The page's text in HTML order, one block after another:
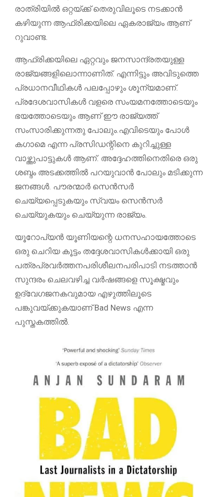
രാത്രിയിൽ ഒറ്റയ്ക്ക് തെരുവിലൂടെ നടക്കാൻ
കഴിയുന്ന ആഫ്രിക്കയിലെ ഏകരാജ്യം ആണ്
റുവാണ്ട.
ആഫ്രിക്കയിലെ ഏറ്റവും ജനസാന്ദ്രതയുള്ള
രാജ്യങ്ങളിലൊന്നാണിത്. എന്നിട്ടും അവിടുത്തെ
പ്രധാനവീഥികൾ പലപ്പോഴും ശൂന്യമാണ്.
പ്രദേശവാസികൾ വളരെ സംയമനത്തോടെയും
ഭയത്തോടെയും ആണ് ഈ രാജ്യത്ത്
സംസാരിക്കുന്നതു പോലും.എവിടെയും പോൾ
കഗാമെ എന്ന പ്രസിഡന്റിനെ കുറിച്ചുള്ള
വാഴ്ത്തുപാട്ടുകൾ ആണ്. അദ്ദേഹത്തിനെതിരെ ഒരു
ശബ്ദം അടക്കത്തിൽ പറയുവാൻ പോലും മടിക്കുന്ന
ജനങ്ങൾ. പൗരന്മാർ സെൻസർ
ചെയ്യപ്പെടുകയും സ്വയം സെൻസർ
ചെയ്യുകയും ചെയ്യുന്ന രാജ്യം.
യൂറോപ്യൻ യൂണിയന്റെ ധനസഹായത്തോടെ
ഒരു ചെറിയ കൂട്ടം തദ്ദേശവാസികൾക്കായി ഒരു
പത്രപ്രവർത്തനപരിശീലനപരിപാടി നടത്താൻ
സുന്ദരം ചെലവഴിച്ച വർഷങ്ങളെ സൂക്ഷ്മവും
ഉദ്വേഗജനകവുമായ എഴുത്തിലൂടെ
പങ്കുവയ്ക്കുകയാണ് Bad News എന്ന
പുസ്തകത്തിൽ.